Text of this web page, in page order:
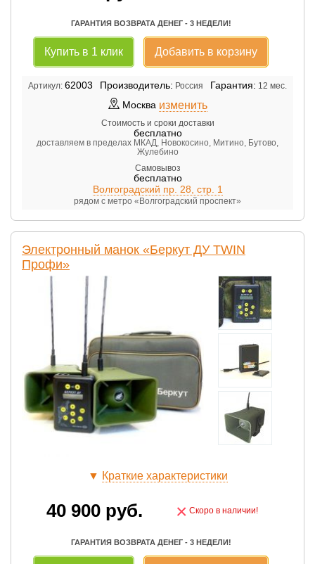
ГАРАНТИЯ ВОЗВРАТА ДЕНЕГ - 3 НЕДЕЛИ!
Купить в 1 клик Добавить в корзину
Артикул: 62003 Производитель: Россия Гарантия: 12 мес.
Москва изменить
Стоимость и сроки доставки
бесплатно
доставляем в пределах МКАД, Новокосино, Митино, Бутово,
Жулебино
Самовывоз
бесплатно
Волгоградский пр. 28, стр. 1
рядом с метро «Волгоградский проспект»
Электронный манок «Беркут ДУ TWIN
Профи»
▼ Краткие характеристики
40 900 руб. × Скоро в наличии!
ГАРАНТИЯ ВОЗВРАТА ДЕНЕГ - 3 НЕДЕЛИ!